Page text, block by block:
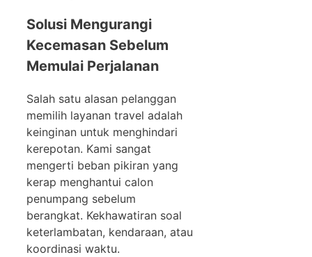
Solusi Mengurangi
Kecemasan Sebelum
Memulai Perjalanan
Salah satu alasan pelanggan
memilih layanan travel adalah
keinginan untuk menghindari
kerepotan. Kami sangat
mengerti beban pikiran yang
kerap menghantui calon
penumpang sebelum
berangkat. Kekhawatiran soal
keterlambatan, kendaraan, atau
koordinasi waktu.